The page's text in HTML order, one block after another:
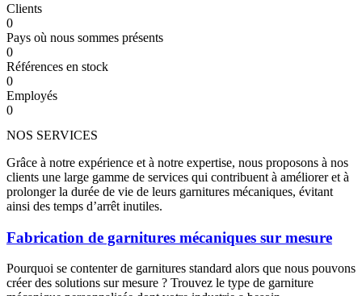
Clients
0
Pays où nous sommes présents
0
Références en stock
0
Employés
0
NOS SERVICES
Grâce à notre expérience et à notre expertise, nous proposons à nos
clients une large gamme de services qui contribuent à améliorer et à
prolonger la durée de vie de leurs garnitures mécaniques, évitant
ainsi des temps d’arrêt inutiles.
Fabrication de garnitures mécaniques sur mesure
Pourquoi se contenter de garnitures standard alors que nous pouvons
créer des solutions sur mesure ? Trouvez le type de garniture